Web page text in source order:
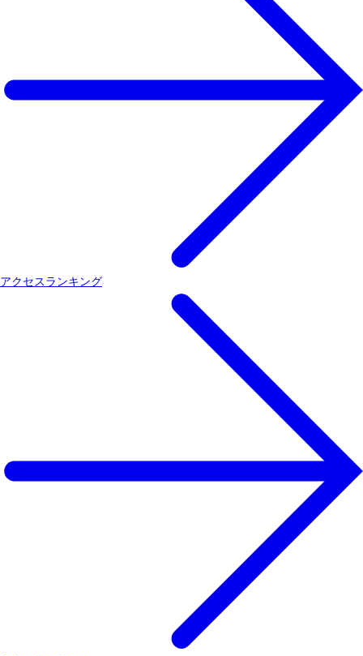
アクセスランキング